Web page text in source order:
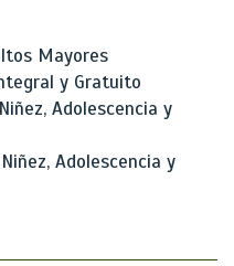
Mayores
y Gratuito
Adolescencia y
Adolescencia y